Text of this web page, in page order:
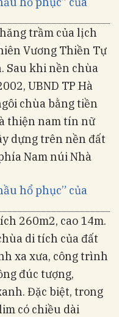
trầm của lịch
Vương Thiền Tự
Sau khi nền chùa
UBND TP Hà
chùa bằng tiền
thiện nam tín nữ
dựng trên nền đất
Nam núi Nhà
260m2, cao 14m.
di tích của đất
xa xưa, công trình
đúc tượng,
Đặc biệt, trong
có chiều dài